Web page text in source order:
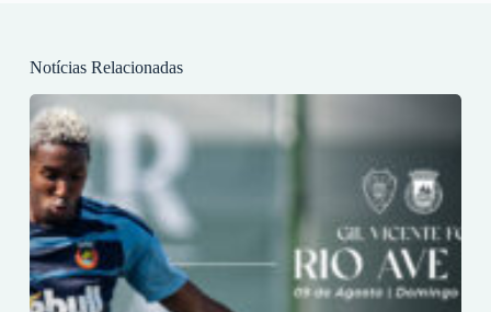
Notícias Relacionadas